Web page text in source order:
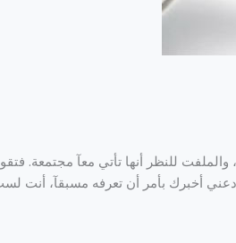
والملفت للنظر أنها تأتي معآ مجتمعة.
أخبرك بأمر أن تعرفه مسبقآ، أنت